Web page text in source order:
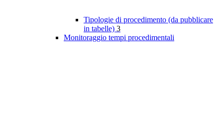
Tipologie di procedimento (da pubblicare
in tabelle) 3
Monitoraggio tempi procedimentali